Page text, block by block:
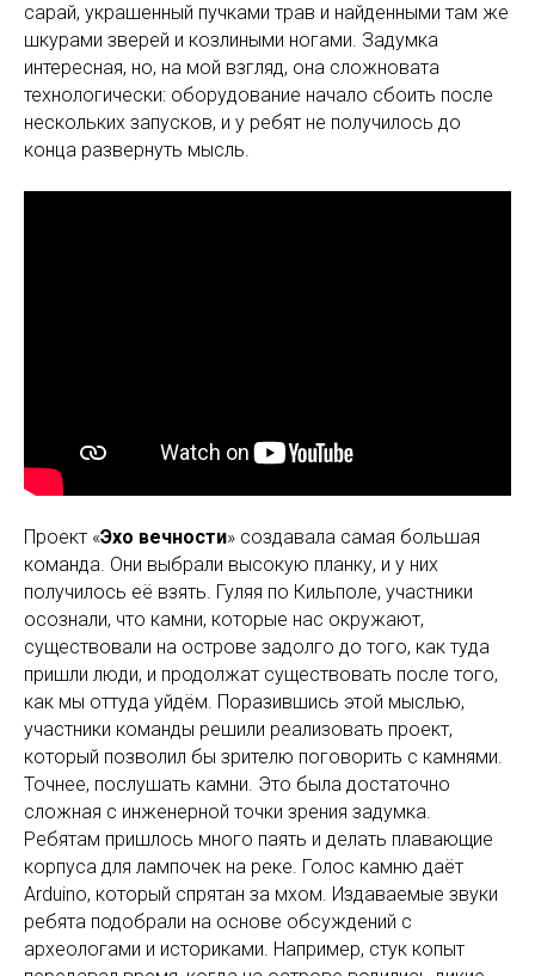
сарай, украшенный пучками трав и найденными там же
шкурами зверей и козлиными ногами. Задумка
интересная, но, на мой взгляд, она сложновата
технологически: оборудование начало сбоить после
нескольких запусков, и у ребят не получилось до
конца развернуть мысль.
Проект «Эхо вечности» создавала самая большая
команда. Они выбрали высокую планку, и у них
получилось её взять. Гуляя по Кильполе, участники
осознали, что камни, которые нас окружают,
существовали на острове задолго до того, как туда
пришли люди, и продолжат существовать после того,
как мы оттуда уйдём. Поразившись этой мыслью,
участники команды решили реализовать проект,
который позволил бы зрителю поговорить с камнями.
Точнее, послушать камни. Это была достаточно
сложная с инженерной точки зрения задумка.
Ребятам пришлось много паять и делать плавающие
корпуса для лампочек на реке. Голос камню даёт
Arduino, который спрятан за мхом. Издаваемые звуки
ребята подобрали на основе обсуждений с
археологами и историками. Например, стук копыт